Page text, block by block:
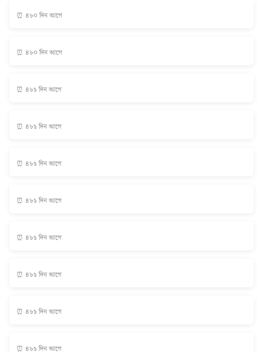
⏰ ৪৮০ দিন আগে
⏰ ৪৮০ দিন আগে
⏰ ৪৮১ দিন আগে
⏰ ৪৮১ দিন আগে
⏰ ৪৮১ দিন আগে
⏰ ৪৮১ দিন আগে
⏰ ৪৮১ দিন আগে
⏰ ৪৮১ দিন আগে
⏰ ৪৮১ দিন আগে
⏰ ৪৮১ দিন আগে